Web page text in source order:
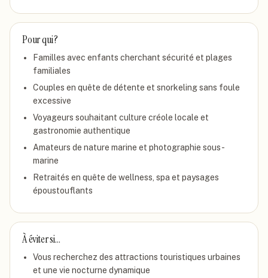
Pour qui ?
Familles avec enfants cherchant sécurité et plages
familiales
Couples en quête de détente et snorkeling sans foule
excessive
Voyageurs souhaitant culture créole locale et
gastronomie authentique
Amateurs de nature marine et photographie sous-
marine
Retraités en quête de wellness, spa et paysages
époustouflants
À éviter si…
Vous recherchez des attractions touristiques urbaines
et une vie nocturne dynamique